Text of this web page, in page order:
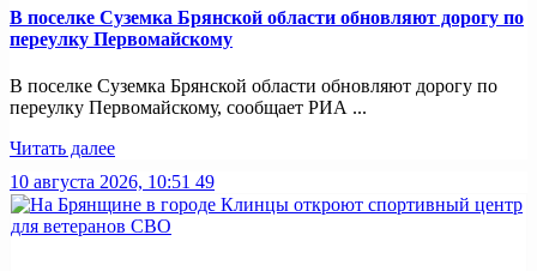
В поселке Суземка Брянской области обновляют дорогу по
переулку Первомайскому
В поселке Суземка Брянской области обновляют дорогу по
переулку Первомайскому, сообщает РИА ...
Читать далее
10 августа 2026, 10:51 49